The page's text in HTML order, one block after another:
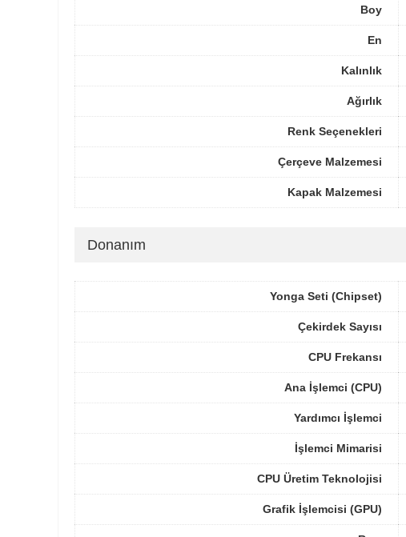
Boy
En
Kalınlık
Ağırlık
Renk Seçenekleri
Çerçeve Malzemesi
Kapak Malzemesi
Donanım
Yonga Seti (Chipset)
Çekirdek Sayısı
CPU Frekansı
Ana İşlemci (CPU)
Yardımcı İşlemci
İşlemci Mimarisi
CPU Üretim Teknolojisi
Grafik İşlemcisi (GPU)